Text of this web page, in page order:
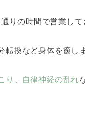
りの時間で営業して
転換など身体を癒し
り 自律神経の乱れ